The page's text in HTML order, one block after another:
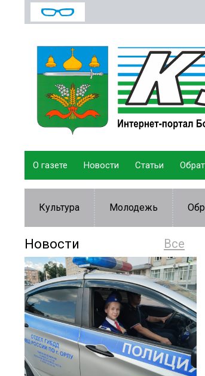
О газете Новости Статьи
Культура Молодежь
Все
Новости